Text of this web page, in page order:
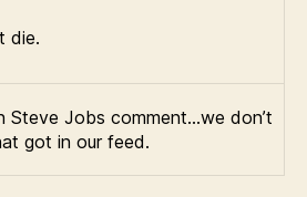
die.
Steve Jobs comment…we don’t
got in our feed.